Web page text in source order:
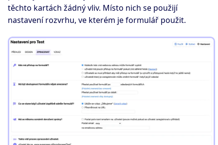
těchto kartách žádný vliv. Místo nich se použijí
nastavení rozvrhu, ve kterém je formulář použit.